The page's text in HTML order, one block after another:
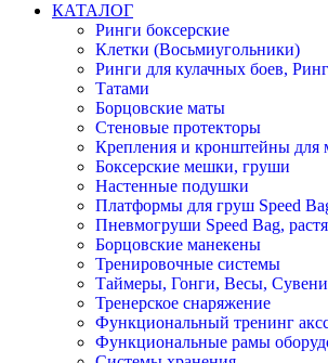
КАТАЛОГ
Ринги боксерские
Клетки (Восьмиугольники)
Ринги для кулачных боев,
Татами
Борцовские маты
Стеновые протекторы
Крепления и кронштейны для
Боксерские мешки, груши
Настенные подушки
Платформы для груш Speed
Пневмогруши Speed Bag,
Борцовские манекены
Тренировочные системы
Таймеры, Гонги, Весы,
Тренерское снаряжение
Функциональный тренинг
Функциональные рамы